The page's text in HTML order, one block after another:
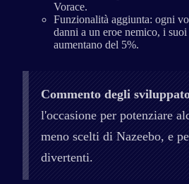
Vorace.
Funzionalità aggiunta: ogni
danni a un eroe nemico, i
aumentano del 5%.
Commento degli
l'occasione per potenziare
meno scelti di Nazeebo, e
divertenti.